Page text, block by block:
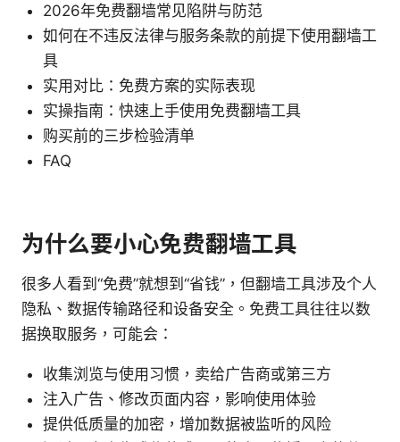
2026年免费翻墙常见陷阱与防范
如何在不违反法律与服务条款的前提下使用翻墙工
具
实用对比：免费方案的实际表现
实操指南：快速上手使用免费翻墙工具
购买前的三步检验清单
FAQ
为什么要小心免费翻墙工具
很多人看到“免费”就想到“省钱”，但翻墙工具涉及个人
隐私、数据传输路径和设备安全。免费工具往往以数
据换取服务，可能会：
收集浏览与使用习惯，卖给广告商或第三方
注入广告、修改页面内容，影响使用体验
提供低质量的加密，增加数据被监听的风险